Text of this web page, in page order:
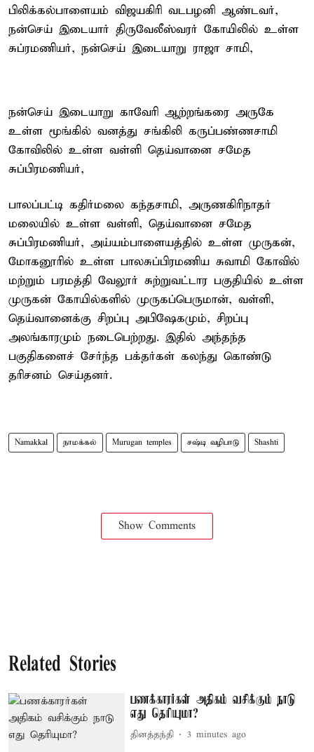
பிலிக்கல்பாளையம் விஜயகிரி வடபழனி ஆண்டவர்,
நன்செய் இடையார் திருவேலீஸ்வரர் கோயிலில் உள்ள
சுப்ரமணியர், நன்செய் இடையாறு ராஜா சாமி,
நன்செய் இடையாறு காவேரி ஆற்றங்கரை அருகே
உள்ள மூங்கில் வனத்து சங்கிலி கருப்பண்ணசாமி
கோவிலில் உள்ள வள்ளி தெய்வானை சமேத
சுப்பிரமணியர்,
பாலப்பட்டி கதிர்மலை கந்தசாமி, அருணகிரிநாதர்
மலையில் உள்ள வள்ளி, தெய்வானை சமேத
சுப்பிரமணியர், அய்யம்பாளையத்தில் உள்ள முருகன்,
மோகனூரில் உள்ள பாலசுப்பிரமணிய சுவாமி கோவில்
மற்றும் பரமத்தி வேலூர் சுற்றுவட்டார பகுதியில் உள்ள
முருகன் கோயில்களில் முருகப்பெருமான், வள்ளி,
தெய்வானைக்கு சிறப்பு அபிஷேகமும், சிறப்பு
அலங்காரமும் நடைபெற்றது. இதில் அந்தந்த
பகுதிகளைச் சேர்ந்த பக்தர்கள் கலந்து கொண்டு
தரிசனம் செய்தனர்.
Namakkal நாமக்கல் Murugan temples சஷ்டி வழிபாடு Shashti
Show Comments
Related Stories
பணக்காரர்கள் அதிகம் வசிக்கும் நாடு
எது தெரியுமா?
தினத்தந்தி 3 minutes ago